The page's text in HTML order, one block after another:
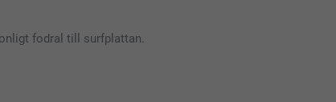
med sina egna favoritbilder.
fodral till surfplattan.